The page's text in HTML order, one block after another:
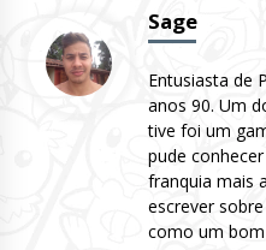
Sage
Entusiasta de
anos 90. Um
tive foi um
pude
franquia mais
escrever
como um